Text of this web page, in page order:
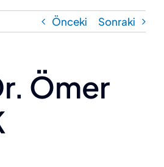
Önceki Sonraki
Ömer